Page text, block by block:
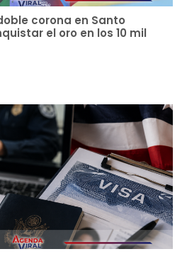
corona en Santo
el oro en los 10 mil